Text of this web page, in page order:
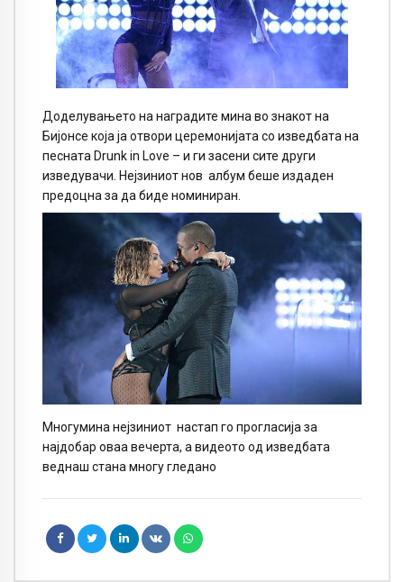
Доделувањето на наградите мина во знакот на
Бијонсе која ја отвори церемонијата со изведбата на
песната Drunk in Love – и ги засени сите други
изведувачи. Нејзиниот нов албум беше издаден
предоцна за да биде номиниран.
Многумина нејзиниот настап го прогласија за
најдобар оваа вечерта, а видеото од изведбата
веднаш стана многу гледано